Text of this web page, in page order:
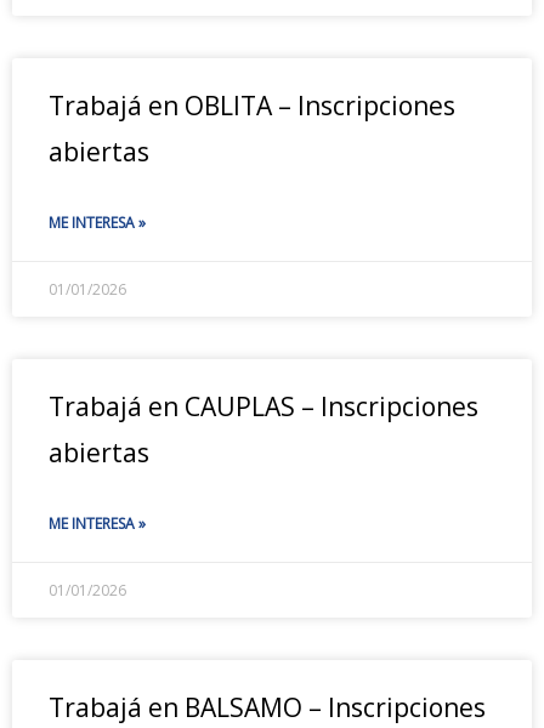
Trabajá en OBLITA – Inscripciones
abiertas
ME INTERESA »
01/01/2026
Trabajá en CAUPLAS – Inscripciones
abiertas
ME INTERESA »
01/01/2026
Trabajá en BALSAMO – Inscripciones